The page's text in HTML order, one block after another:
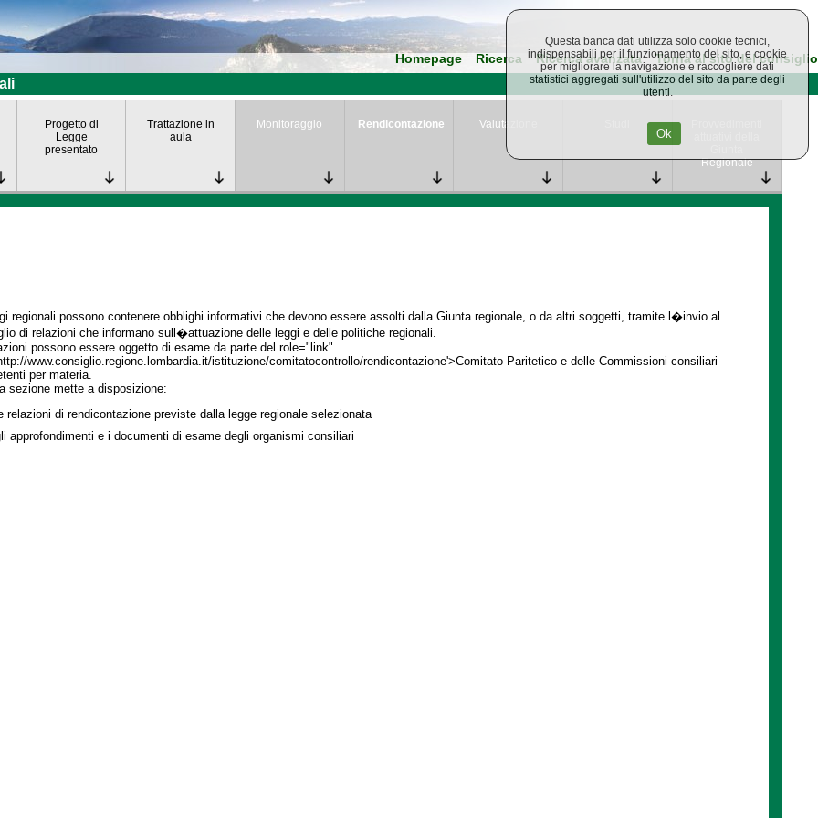
Homepage Ricerca Ricerca avanzata Torna al sito del consiglio
Progetto di
Legge
presentato
Trattazione in
aula
Monitoraggio Rendicontazione Valutazione
Regionale
regionali possono contenere obblighi informativi che devono essere assolti dalla Giunta regionale, o da altri soggetti, tramite l�invio al
di relazioni che informano sull�attuazione delle leggi e delle politiche regionali.
possono essere oggetto di esame da parte del role="link"
www.consiglio.regione.lombardia.it/istituzione/comitatocontrollo/rendicontazione'>Comitato Paritetico e delle Commissioni consiliari
per materia.
sezione mette a disposizione:
relazioni di rendicontazione previste dalla legge regionale selezionata
approfondimenti e i documenti di esame degli organismi consiliari
Questa banca dati utilizza solo cookie tecnici,
indispensabili per il funzionamento del sito, e cookie
per migliorare la navigazione e raccogliere dati
statistici aggregati sull'utilizzo del sito da parte degli
utenti.
Ok